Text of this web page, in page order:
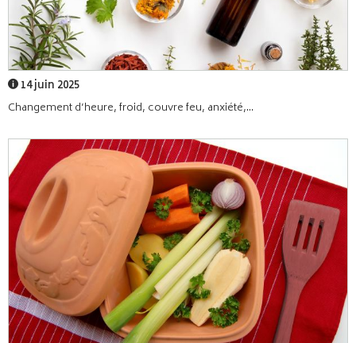
14 juin 2025
Changement d’heure, froid, couvre feu, anxiété,...